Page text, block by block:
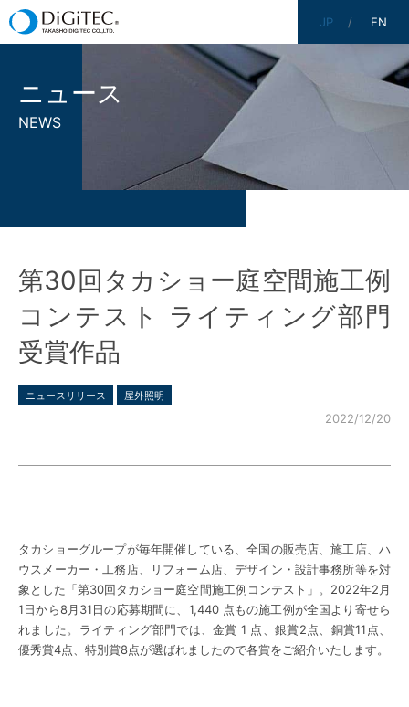
JP EN
ニュース
NEWS
第30回タカショー庭空間施工例
コンテスト ライティング部門
受賞作品
ニュースリリース 屋外照明
2022/12/20
タカショーグループが毎年開催している、全国の販売店、施工店、ハ
ウスメーカー・工務店、リフォーム店、デザイン・設計事務所等を対
象とした「第30回タカショー庭空間施工例コンテスト」。2022年2月
1日から8月31日の応募期間に、1,440 点もの施工例が全国より寄せら
れました。ライティング部門では、金賞 1 点、銀賞2点、銅賞11点、
優秀賞4点、特別賞8点が選ばれましたので各賞をご紹介いたします。